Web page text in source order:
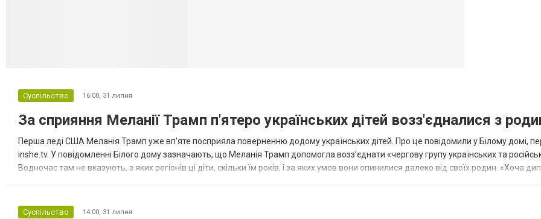
Суспільство 16:00, 31 липня
За сприяння Меланії Трамп п'ятеро українських дітей возз'єдналися з
Перша леді США Меланія Трамп уже впʼяте посприяла поверненню додому українських дітей. Про це повідомили у Білому домі,
inshe.tv. У повідомленні Білого дому зазначають, що Меланія Трамп допомогла возз’єднати «чергову групу українських та
Водночас там не вказують, з яких регіонів ці діти, скільки їм років, і за яких умов вони опинилися далеко від своїх родин. «Хоча
Суспільство 14:00, 31 липня